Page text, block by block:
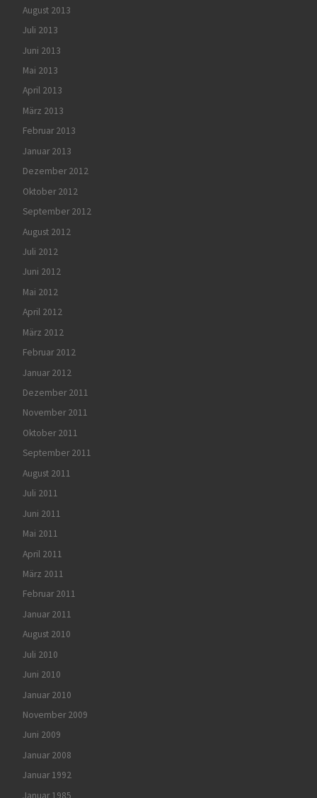
August 2013
Juli 2013
Juni 2013
Mai 2013
April 2013
März 2013
Februar 2013
Januar 2013
Dezember 2012
Oktober 2012
September 2012
August 2012
Juli 2012
Juni 2012
Mai 2012
April 2012
März 2012
Februar 2012
Januar 2012
Dezember 2011
November 2011
Oktober 2011
September 2011
August 2011
Juli 2011
Juni 2011
Mai 2011
April 2011
März 2011
Februar 2011
Januar 2011
August 2010
Juli 2010
Juni 2010
Januar 2010
November 2009
Juni 2009
Januar 2008
Januar 1992
Januar 1985